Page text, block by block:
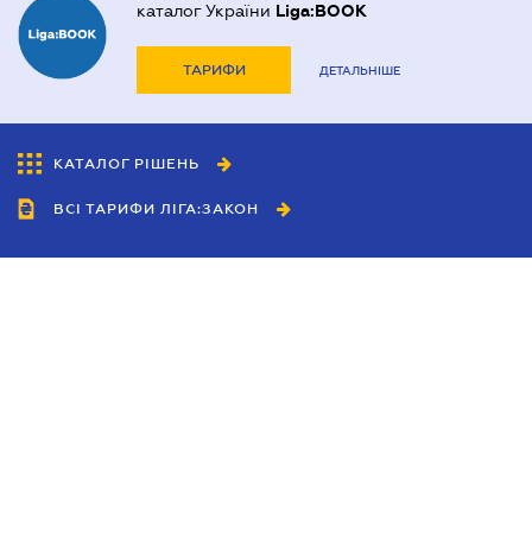
каталог України Liga:BOOK
ТАРИФИ ДЕТАЛЬНІШЕ
КАТАЛОГ РІШЕНЬ
ВСІ ТАРИФИ ЛІГА:ЗАКОН